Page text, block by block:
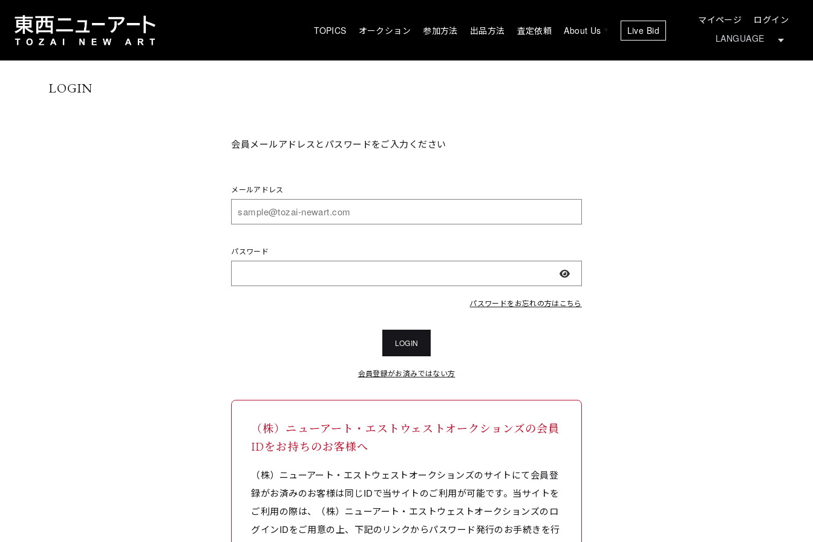
TOPICS オークション 参加方法 出品方法 査定依頼 About Us Live Bid
マイページ ログイン
LOGIN
会員メールアドレスとパスワードをご入力ください
メールアドレス
パスワード
表示
パスワードをお忘れの方はこちら
LOGIN
会員登録がお済みではない方
（株）ニューアート・エストウェストオークションズの会員
IDをお持ちのお客様へ
（株）ニューアート・エストウェストオークションズのサイトにて会員登
録がお済みのお客様は同じIDで当サイトのご利用が可能です。当サイトを
ご利用の際は、（株）ニューアート・エストウェストオークションズのロ
グインIDをご用意の上、下記のリンクからパスワード発行のお手続きを行